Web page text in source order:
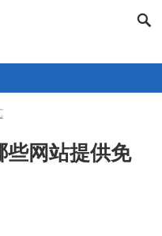
些网站提供免